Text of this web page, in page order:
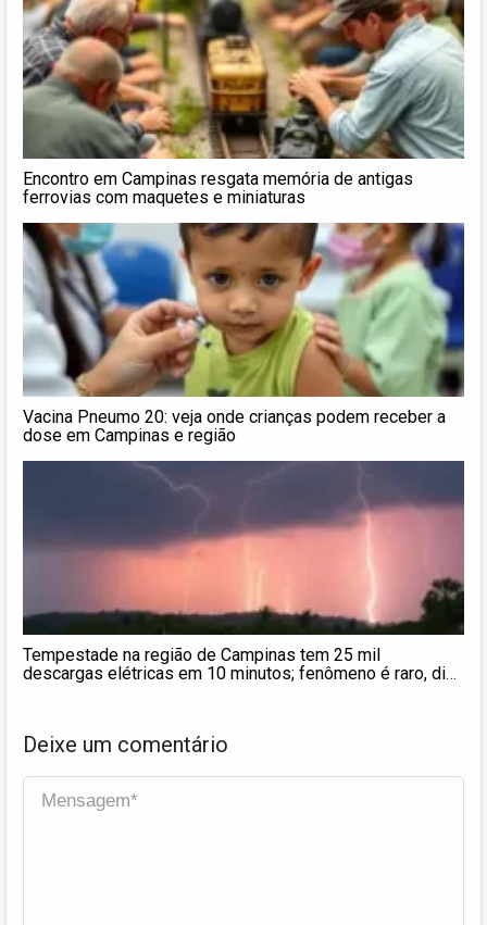
Encontro em Campinas resgata memória de antigas
ferrovias com maquetes e miniaturas
Vacina Pneumo 20: veja onde crianças podem receber a
dose em Campinas e região
Tempestade na região de Campinas tem 25 mil
descargas elétricas em 10 minutos; fenômeno é raro, diz
Deixe um comentário